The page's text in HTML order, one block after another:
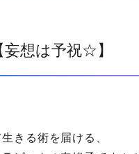
妄想は予祝☆】
きる術を届ける、